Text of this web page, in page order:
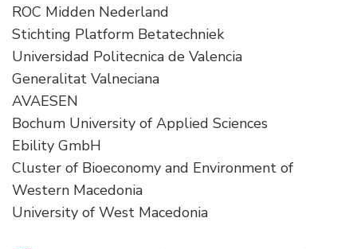
ROC Midden Nederland
Stichting Platform Betatechniek
Universidad Politecnica de Valencia
Generalitat Valneciana
AVAESEN
Bochum University of Applied Sciences
Ebility GmbH
Cluster of Bioeconomy and Environment of
Western Macedonia
University of West Macedonia